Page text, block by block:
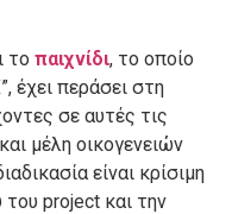
το παιχνίδι, το οποίο
έχει περάσει στη
σε αυτές τις
μέλη οικογενειών
είναι κρίσιμη
του project και την